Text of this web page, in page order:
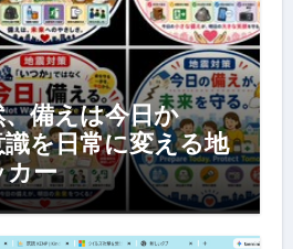
備えは今日か
を日常に変える地
カー